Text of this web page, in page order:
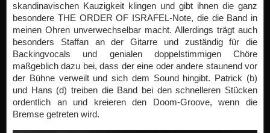
skandinavischen Kauzigkeit klingen und gibt ihnen die ganz
besondere THE ORDER OF ISRAFEL-Note, die die Band in
meinen Ohren unverwechselbar macht. Allerdings trägt auch
besonders Staffan an der Gitarre und zuständig für die
Backingvocals und genialen doppelstimmigen Chöre
maßgeblich dazu bei, dass der eine oder andere staunend vor
der Bühne verweilt und sich dem Sound hingibt. Patrick (b)
und Hans (d) treiben die Band bei den schnelleren Stücken
ordentlich an und kreieren den Doom-Groove, wenn die
Bremse getreten wird.